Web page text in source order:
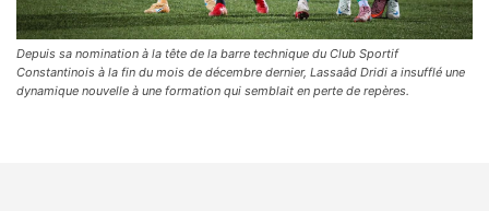
Depuis sa nomination à la tête de la barre technique du Club Sportif
Constantinois à la fin du mois de décembre dernier, Lassaâd Dridi a insufflé une
dynamique nouvelle à une formation qui semblait en perte de repères.